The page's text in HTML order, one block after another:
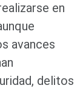
en
avances
delitos